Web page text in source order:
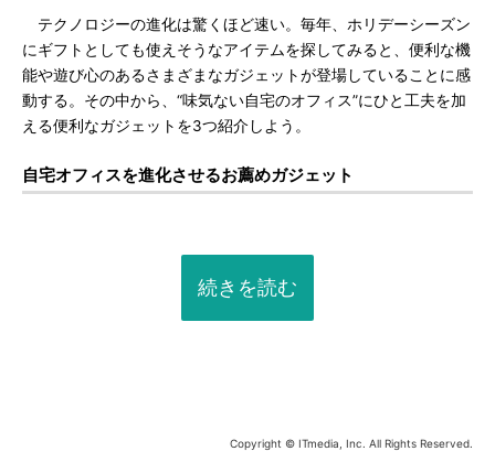
テクノロジーの進化は驚くほど速い。毎年、ホリデーシーズン
にギフトとしても使えそうなアイテムを探してみると、便利な機
能や遊び心のあるさまざまなガジェットが登場していることに感
動する。その中から、“味気ない自宅のオフィス”にひと工夫を加
える便利なガジェットを3つ紹介しよう。
自宅オフィスを進化させるお薦めガジェット
続きを読む
Copyright © ITmedia, Inc. All Rights Reserved.